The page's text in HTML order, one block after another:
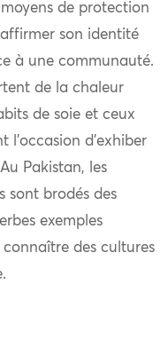
de protection
son identité
à une communauté.
de la chaleur
de soie et ceux
l’occasion d’exhiber
Pakistan, les
sont brodés des
exemples
des cultures